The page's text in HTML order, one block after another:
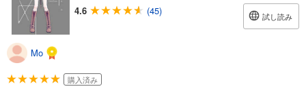
4.6
(45) 試し読み
Mo
購入済み